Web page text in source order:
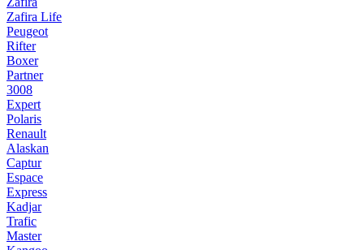
Zafira Life
Peugeot
Rifter
Boxer
Partner
3008
Expert
Polaris
Renault
Alaskan
Captur
Espace
Express
Kadjar
Trafic
Master